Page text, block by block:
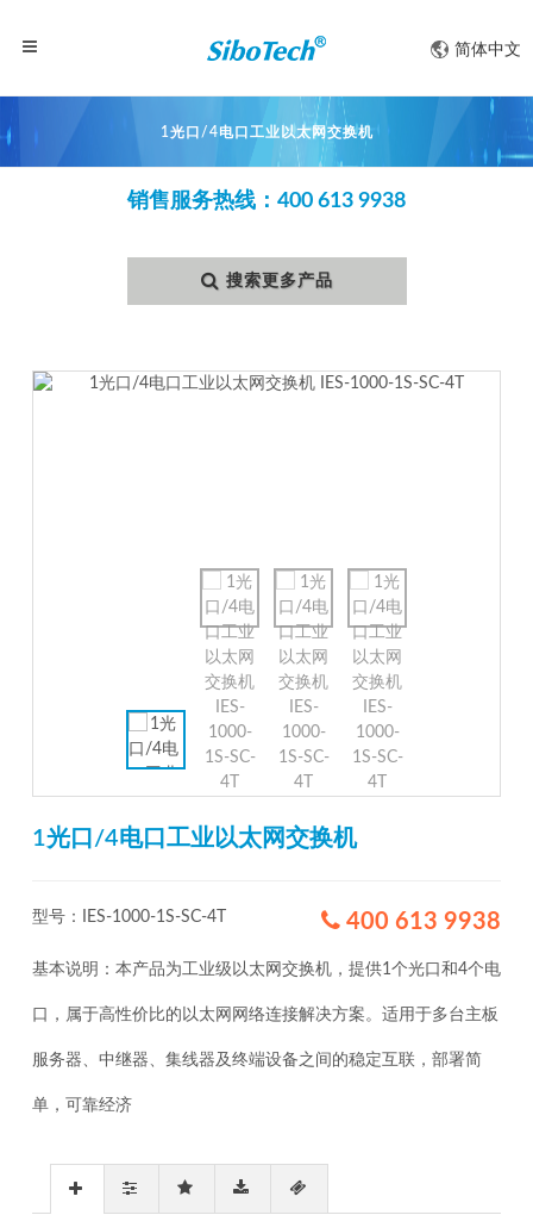
简体中文
1光口/4电口工业以太网交换机
销售服务热线：400 613 9938
搜索更多产品
1光口/4电口工业以太网交换机
型号：IES-1000-1S-SC-4T 400 613 9938
基本说明：本产品为工业级以太网交换机，提供1个光口和4个电
口，属于高性价比的以太网网络连接解决方案。适用于多台主板
服务器、中继器、集线器及终端设备之间的稳定互联，部署简
单，可靠经济